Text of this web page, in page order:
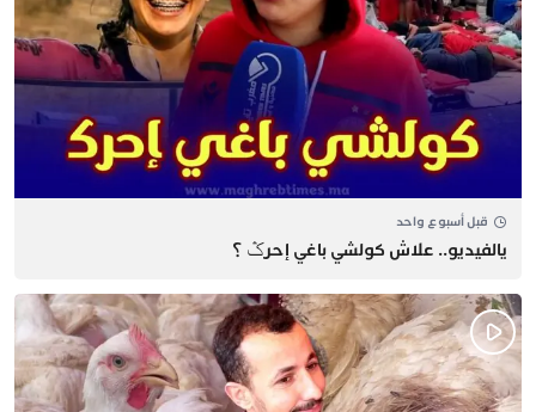
قبل أسبوع واحد
يالفيديو.. علاش كولشي باغي إحرݣ ؟